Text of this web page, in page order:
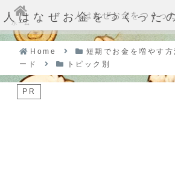
人はなぜお金をつくった
Home 短期でお金を増やす方
ード
トピック別
PR
ホーム
人はなぜお金をつくっ